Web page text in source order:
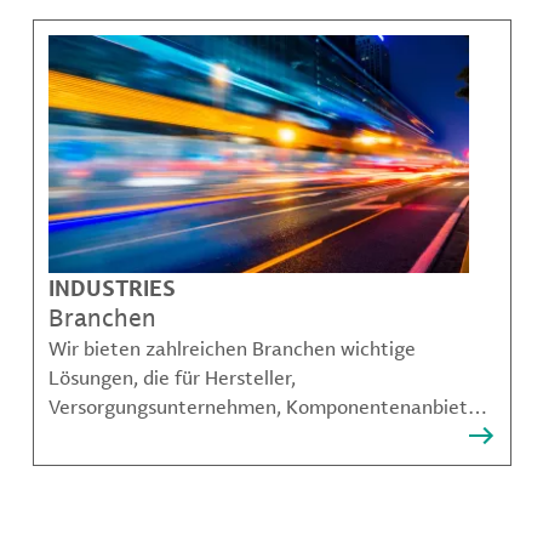
INDUSTRIES
Branchen
Wir bieten zahlreichen Branchen wichtige
Lösungen, die für Hersteller,
Versorgungsunternehmen, Komponentenanbieter,
Akteure unerlässlich sind.